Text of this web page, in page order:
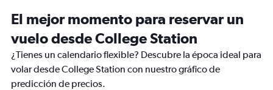
El mejor momento para reservar un
vuelo desde College Station
¿Tienes un calendario flexible? Descubre la época ideal para
volar desde College Station con nuestro gráfico de
predicción de precios.